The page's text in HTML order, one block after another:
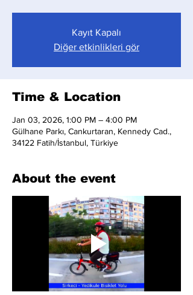
Kayıt Kapalı
Diğer etkinlikleri gör
Time & Location
Jan 03, 2026, 1:00 PM – 4:00 PM
Gülhane Parkı, Cankurtaran, Kennedy Cad.,
34122 Fatih/İstanbul, Türkiye
About the event